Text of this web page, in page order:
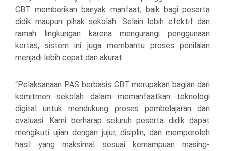
CBT memberikan banyak manfaat, baik bagi peserta
didik maupun pihak sekolah. Selain lebih efektif dan
ramah lingkungan karena mengurangi penggunaan
kertas, sistem ini juga membantu proses penilaian
menjadi lebih cepat dan akurat.
“Pelaksanaan PAS berbasis CBT merupakan bagian dari
komitmen sekolah dalam memanfaatkan teknologi
digital untuk mendukung proses pembelajaran dan
evaluasi. Kami berharap seluruh peserta didik dapat
mengikuti ujian dengan jujur, disiplin, dan memperoleh
hasil yang maksimal sesuai kemampuan masing-